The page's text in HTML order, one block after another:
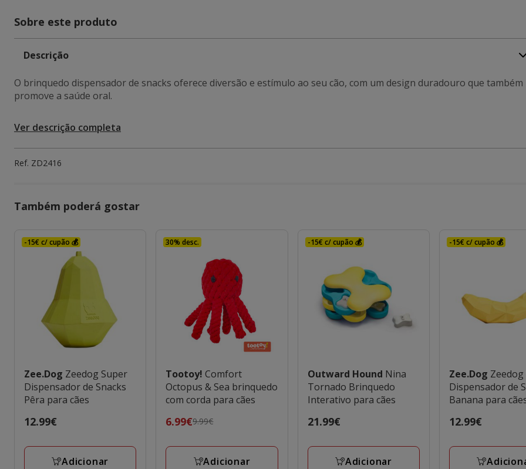
Sobre este produto
Descrição
O brinquedo dispensador de snacks oferece diversão e estímulo ao seu cão, com um design duradouro que também
promove a saúde oral.
Ver descrição completa
Ref. ZD2416
Também poderá gostar
-15€ c/ cupão 💰
Zee.Dog Zeedog Super
Dispensador de Snacks
Pêra para cães
Preço
12.99€
Adicionar
30% desc.
Tootoy!Comfort
Octopus & Sea brinquedo
com corda para cães
Preço
9.99€,
6.99€9.99€
Adicionar
-15€ c/ cupão 💰
Outward Hound Nina
Tornado Brinquedo
Interativo para cães
Preço
21.99€
Adicionar
-15€ c/ cupão 💰
Zee.Dog Zeedog
Dispensador de
Banana para
Preço
12.99€